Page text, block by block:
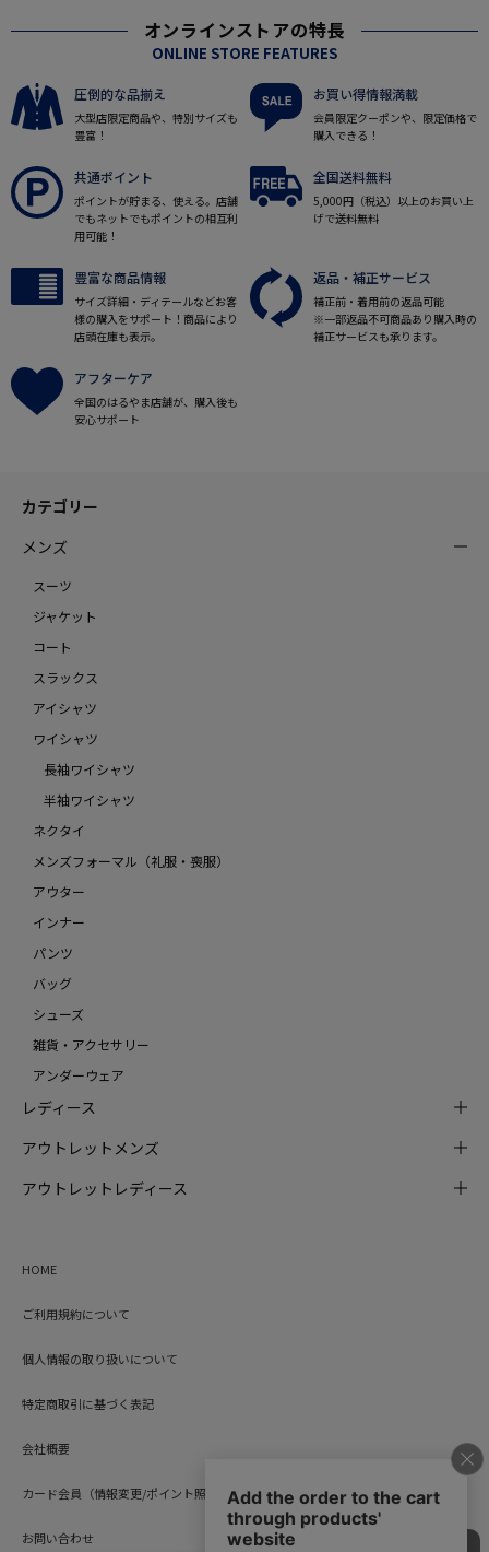
オンラインストアの特長
ONLINE STORE FEATURES
圧倒的な品揃え
大型店限定商品や、特別サイズも
豊富！
お買い得情報満載
会員限定クーポンや、限定価格で
購入できる！
共通ポイント
ポイントが貯まる、使える。店舗
でもネットでもポイントの相互利
用可能！
全国送料無料
5,000円（税込）以上のお買い上
げで送料無料
豊富な商品情報
サイズ詳細・ディテールなどお客
様の購入をサポート！商品により
店頭在庫も表示。
返品・補正サービス
補正前・着用前の返品可能
※一部返品不可商品あり購入時の
補正サービスも承ります。
アフターケア
全国のはるやま店舗が、購入後も
安心サポート
カテゴリー
メンズ
スーツ
ジャケット
コート
スラックス
アイシャツ
ワイシャツ
長袖ワイシャツ
半袖ワイシャツ
ネクタイ
メンズフォーマル（礼服・喪服）
アウター
インナー
パンツ
バッグ
シューズ
雑貨・アクセサリー
アンダーウェア
レディース
アウトレットメンズ
アウトレットレディース
HOME
ご利用規約について
個人情報の取り扱いについて
特定商取引に基づく表記
会社概要
カード会員（情報変更/ポイント照会）
お問い合わせ